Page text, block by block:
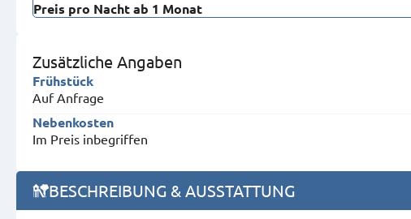
Preis pro Nacht ab 1 Monat
Zusätzliche Angaben
Frühstück
Auf Anfrage
Nebenkosten
Im Preis inbegriffen
BESCHREIBUNG & AUSSTATTUNG